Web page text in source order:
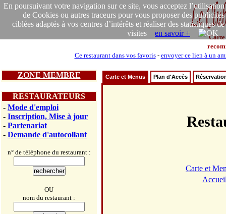
En poursuivant votre navigation sur ce site, vous acceptez l’utilisation
de Cookies ou autres traceurs pour vous proposer des publicités
ciblées adaptés à vos centres d’intérêts et réaliser des statistiques de
visites en savoir +
Carte
Ce restaurant dans vos favoris- envoyer ce lien à un
ZONE MEMBRE
RESTAURATEURS
- Mode d'emploi
- Inscription, Mise à jour
- Partenariat
- Demande d'autocollant
n° de téléphone du restaurant :
OU
nom du restaurant :
Carte et Menus Plan d'Accès
Carte et